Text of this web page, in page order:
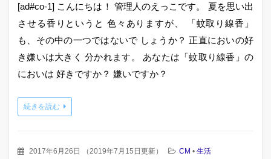
[ad#co-1] こんにちは！ 管理人のえっこです。 夏を思い出
させる香りというと 色々ありますが、 「蚊取り線香」
も、その中の一つではないで しょうか？ 正直においの好
き嫌いは大きく 分かれます。 あなたは「蚊取り線香」の
においは 好きですか？ 嫌いですか？
続きを読む
2017年6月26日 （2019年7月15日更新） CM • 生活